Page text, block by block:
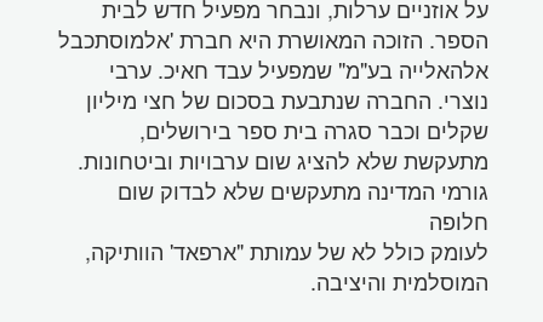
על אוזניים ערלות, ונבחר מפעיל חדש לבית
הספר. הזוכה המאושרת היא חברת 'אלמוסתכבל
אלהאלייה בע"מ" שמפעיל עבד חאיכ. ערבי
נוצרי. החברה שנתבעת בסכום של חצי מיליון
שקלים וכבר סגרה בית ספר בירושלים,
מתעקשת שלא להציג שום ערבויות וביטחונות.
גורמי המדינה מתעקשים שלא לבדוק שום
חלופה
לעומק כולל לא של עמותת "ארפאד' הוותיקה,
המוסלמית והיציבה.